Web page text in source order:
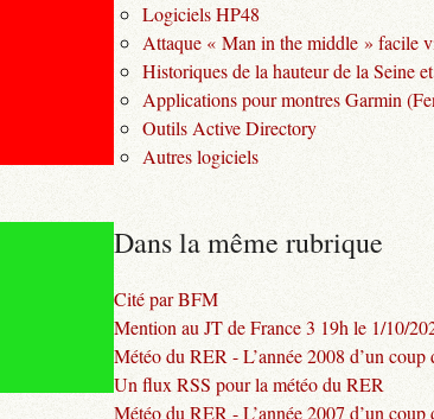
Logiciels HP48
Attaque « Man in the middle » facile
Historiques de la hauteur de la Seine
Applications pour montres Garmin
Outils Active Directory
Autres logiciels
Dans la même rubrique
Cité par BFM
Mention au JT de France 3 19h le 1/10/
Météo du RER - L’année 2008 d’un coup
Un flux RSS pour la météo du RER
Météo du RER - L’année 2007 d’un coup